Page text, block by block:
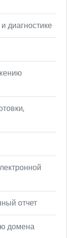
диагностике
отчет
домена